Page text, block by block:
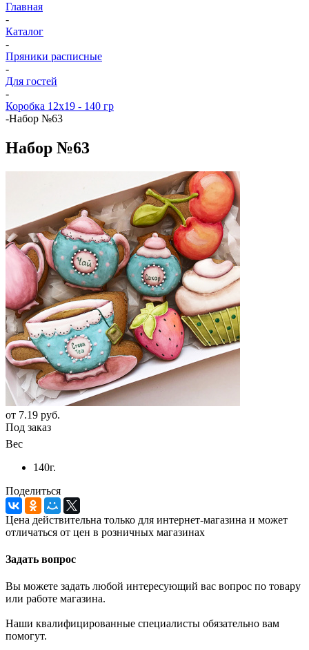
Главная
-
Каталог
-
Пряники расписные
-
Для гостей
-
Коробка 12x19 - 140 гр
-Набор №63
Набор №63
от 7.19 руб.
Под заказ
Вес
140г.
Поделиться
Цена действительна только для интернет-магазина и может
отличаться от цен в розничных магазинах
Задать вопрос
Вы можете задать любой интересующий вас вопрос по товару
или работе магазина.
Наши квалифицированные специалисты обязательно вам
помогут.